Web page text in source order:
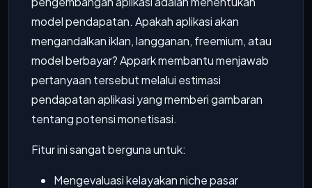
model pendapatan. Apakah aplikasi akan
mengandalkan iklan, langganan, freemium, atau
model berbayar? Appark membantu menjawab
pertanyaan tersebut melalui estimasi
pendapatan aplikasi yang memberi gambaran
tentang potensi monetisasi.
Fitur ini sangat berguna untuk:
Mengevaluasi kelayakan niche pasar